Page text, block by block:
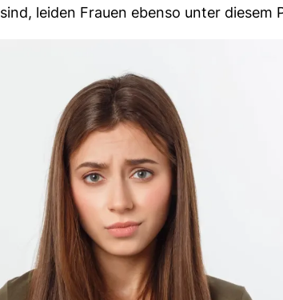
leiden Frauen ebenso unter diesem